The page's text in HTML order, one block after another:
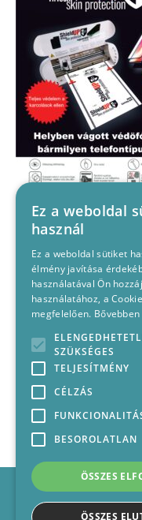
Ez a weboldal
használ
Ez a weboldal sütiket
élmény javítása
használatával Ön
használatához, a
megfelelően. Bővebben
SZÜKSÉGES
TELJESÍTMÉNY
CÉLZÁS
BESOROLATLAN
ÖSSZES
ÖSSZES